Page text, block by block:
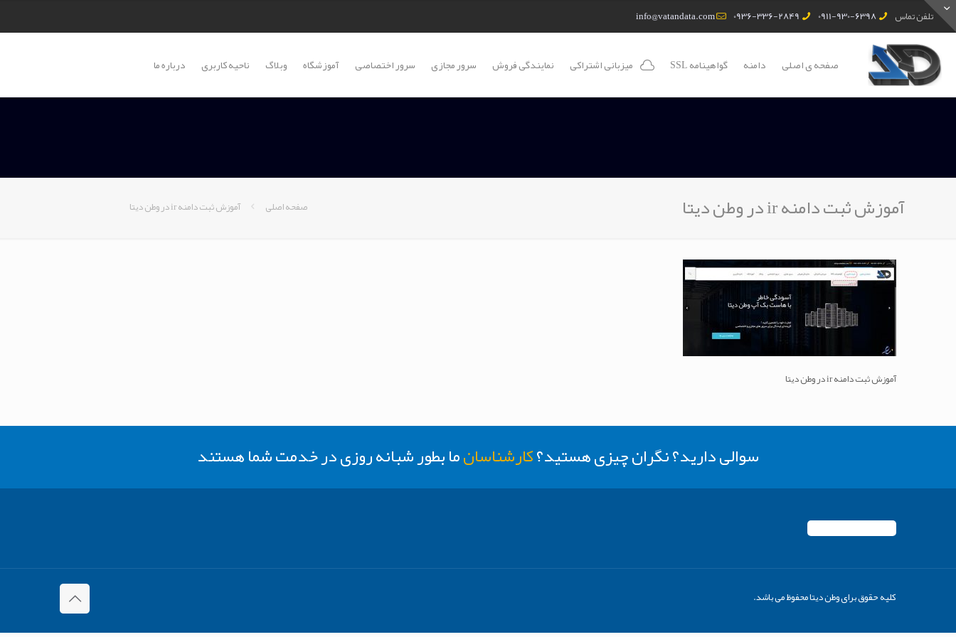
تلفن تماس 0911-930-6398
0936-336-2849
info@vatandata.com
صفحه ی اصلی دامنه گواهینامه SSL میزبانی اشتراکی نمایندگی فروش سرور مجازی سرور اختصاصی آموزشگاه وبلاگ ناحیه کاربری درباره ما
آموزش ثبت دامنه ir در وطن دیتا صفحه اصلی آموزش ثبت دامنه ir در وطن دیتا
آموزش ثبت دامنه ir در وطن دیتا
سوالی دارید؟ نگران چیزی هستید؟کارشناسانما بطور شبانه روزی در خدمت شما هستند
کلیه حقوق برای وطن دیتا محفوظ می باشد.